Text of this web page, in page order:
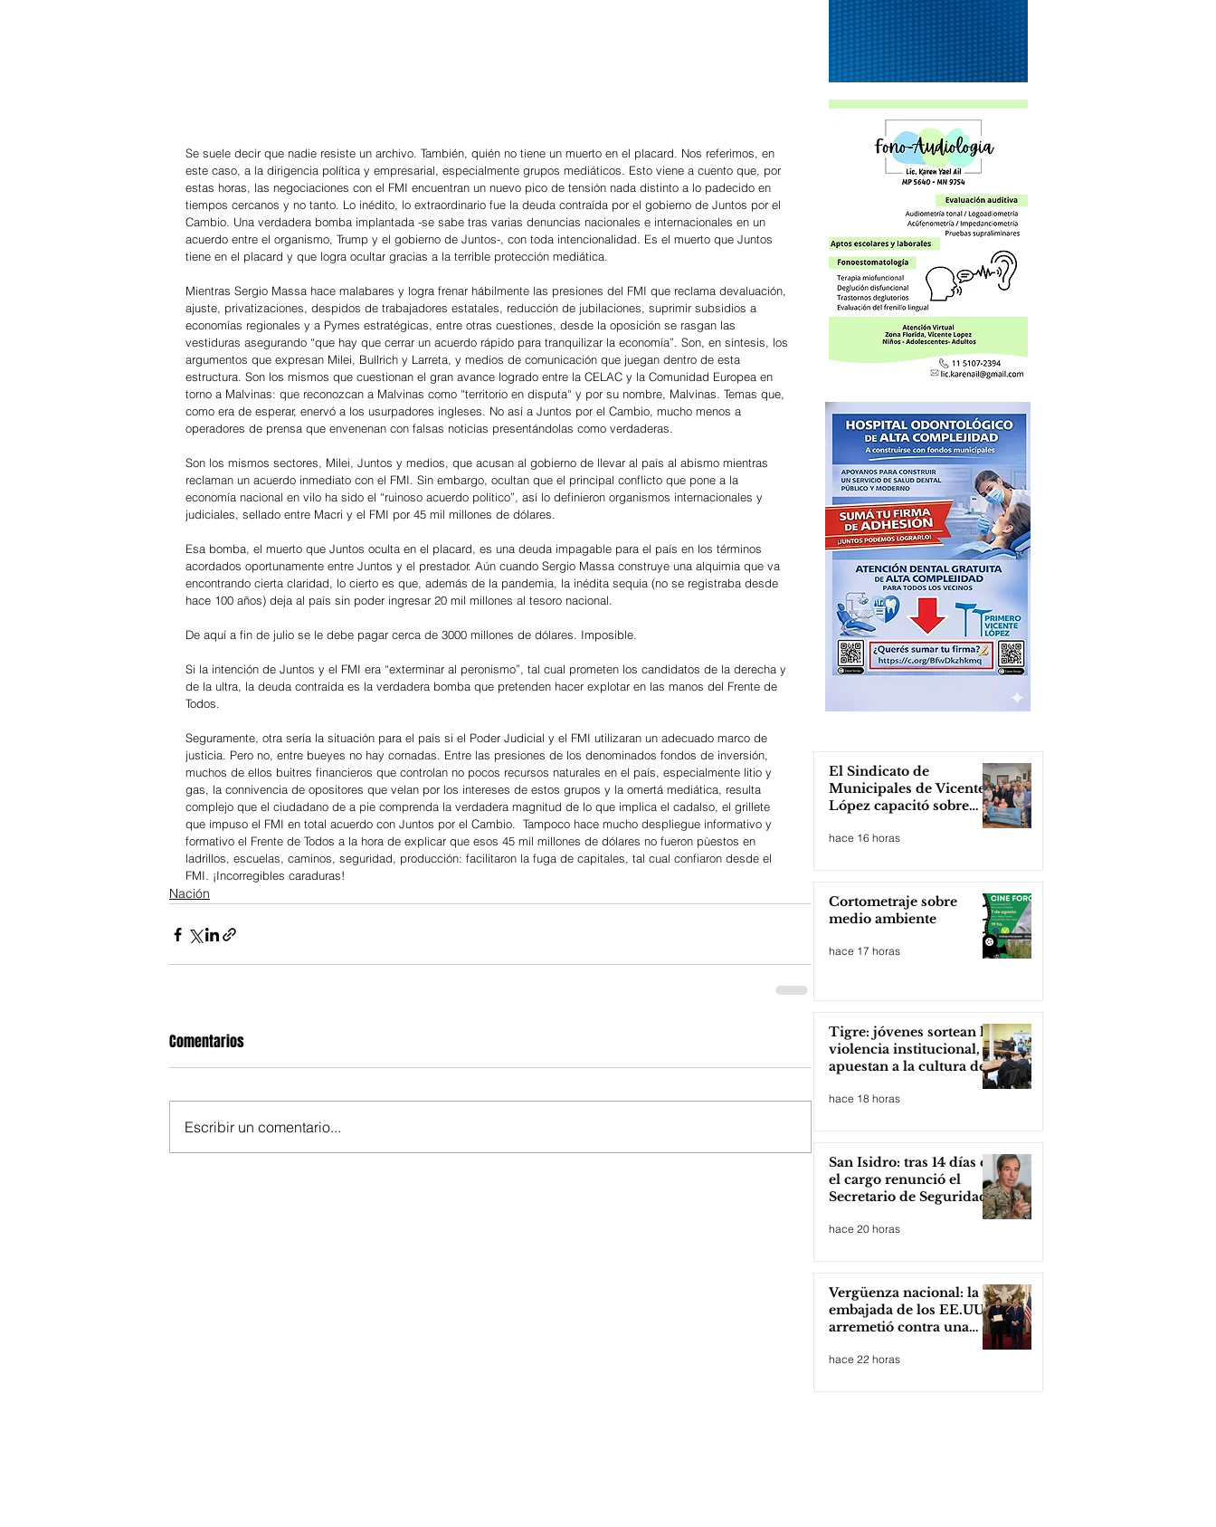
Se suele decir que nadie resiste un archivo. También, quién no tiene un muerto en el placard. Nos referimos, en
este caso, a la dirigencia política y empresarial, especialmente grupos mediáticos. Esto viene a cuento que, por
estas horas, las negociaciones con el FMI encuentran un nuevo pico de tensión nada distinto a lo padecido en
tiempos cercanos y no tanto. Lo inédito, lo extraordinario fue la deuda contraída por el gobierno de Juntos por el
Cambio. Una verdadera bomba implantada -se sabe tras varias denuncias nacionales e internacionales en un
acuerdo entre el organismo, Trump y el gobierno de Juntos-, con toda intencionalidad. Es el muerto que Juntos
tiene en el placard y que logra ocultar gracias a la terrible protección mediática.
Mientras Sergio Massa hace malabares y logra frenar hábilmente las presiones del FMI que reclama devaluación,
ajuste, privatizaciones, despidos de trabajadores estatales, reducción de jubilaciones, suprimir subsidios a
economías regionales y a Pymes estratégicas, entre otras cuestiones, desde la oposición se rasgan las
vestiduras asegurando “que hay que cerrar un acuerdo rápido para tranquilizar la economía”. Son, en síntesis, los
argumentos que expresan Milei, Bullrich y Larreta, y medios de comunicación que juegan dentro de esta
estructura. Son los mismos que cuestionan el gran avance logrado entre la CELAC y la Comunidad Europea en
torno a Malvinas: que reconozcan a Malvinas como “territorio en disputa“ y por su nombre, Malvinas. Temas que,
como era de esperar, enervó a los usurpadores ingleses. No así a Juntos por el Cambio, mucho menos a
operadores de prensa que envenenan con falsas noticias presentándolas como verdaderas.
Son los mismos sectores, Milei, Juntos y medios, que acusan al gobierno de llevar al país al abismo mientras
reclaman un acuerdo inmediato con el FMI. Sin embargo, ocultan que el principal conflicto que pone a la
economía nacional en vilo ha sido el “ruinoso acuerdo político”, así lo definieron organismos internacionales y
judiciales, sellado entre Macri y el FMI por 45 mil millones de dólares.
Esa bomba, el muerto que Juntos oculta en el placard, es una deuda impagable para el país en los términos
acordados oportunamente entre Juntos y el prestador. Aún cuando Sergio Massa construye una alquimia que va
encontrando cierta claridad, lo cierto es que, además de la pandemia, la inédita sequía (no se registraba desde
hace 100 años) deja al país sin poder ingresar 20 mil millones al tesoro nacional.
De aquí a fin de julio se le debe pagar cerca de 3000 millones de dólares. Imposible.
Si la intención de Juntos y el FMI era “exterminar al peronismo”, tal cual prometen los candidatos de la derecha y
de la ultra, la deuda contraída es la verdadera bomba que pretenden hacer explotar en las manos del Frente de
Todos.
Seguramente, otra sería la situación para el país si el Poder Judicial y el FMI utilizaran un adecuado marco de
justicia. Pero no, entre bueyes no hay cornadas. Entre las presiones de los denominados fondos de inversión,
muchos de ellos buitres financieros que controlan no pocos recursos naturales en el país, especialmente litio y
gas, la connivencia de opositores que velan por los intereses de estos grupos y la omertá mediática, resulta
complejo que el ciudadano de a pie comprenda la verdadera magnitud de lo que implica el cadalso, el grillete
que impuso el FMI en total acuerdo con Juntos por el Cambio.  Tampoco hace mucho despliegue informativo y
formativo el Frente de Todos a la hora de explicar que esos 45 mil millones de dólares no fueron pùestos en
ladrillos, escuelas, caminos, seguridad, producción: facilitaron la fuga de capitales, tal cual confiaron desde el
FMI. ¡Incorregibles caraduras!
Nación
Comentarios
Escribir un comentario...
El Sindicato de
Municipales de Vicente
López capacitó sobre
hace 16 horas
Cortometraje sobre
medio ambiente
hace 17 horas
Tigre: jóvenes sortean la
violencia institucional,
apuestan a la cultura del
hace 18 horas
San Isidro: tras 14 días en
el cargo renunció el
Secretario de Seguridad
hace 20 horas
Vergüenza nacional: la
embajada de los EE.UU
arremetió contra una
hace 22 horas